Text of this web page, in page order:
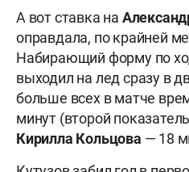
А вот ставка на
оправдала, по крайней
Набирающий форму по
выходил на лед сразу в
больше всех в матче
минут (второй
Кирилла Кольцова — 18